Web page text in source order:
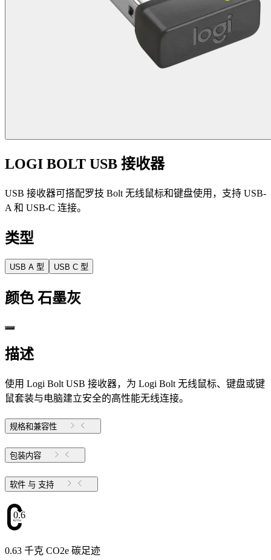
LOGI BOLT USB 接收器
USB 接收器可搭配罗技 Bolt 无线鼠标和键盘使用，支持 USB-
A 和 USB-C 连接。
类型
USB A 型 USB C 型
颜色 石墨灰
描述
使用 Logi Bolt USB 接收器，为 Logi Bolt 无线鼠标、键盘或键
鼠套装与电脑建立安全的高性能无线连接。
规格和兼容性
包装内容
软件 与 支持
0.63
0.63 千克 CO2e 碳足迹